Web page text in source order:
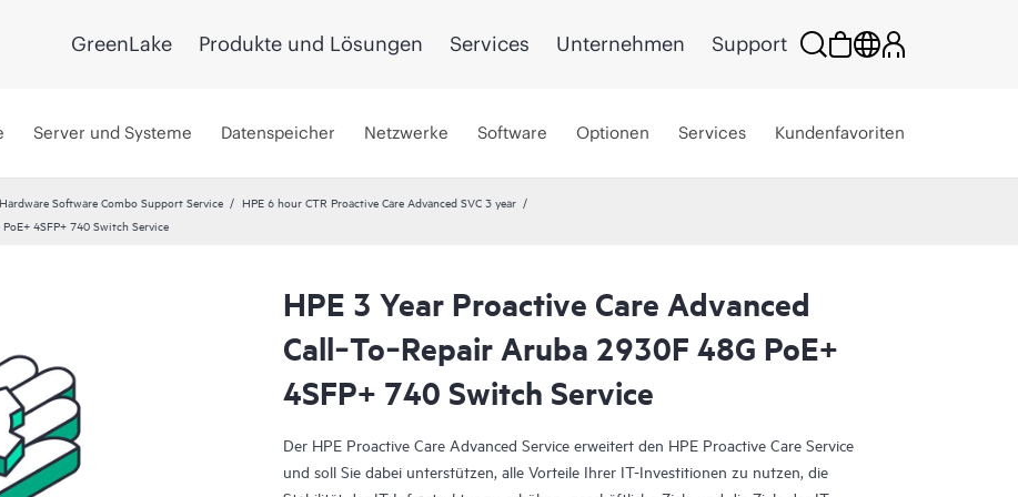
GreenLake Produkte und Lösungen Services Unternehmen Support
Server und Systeme Datenspeicher Netzwerke Software Optionen Services Kundenfavoriten
Hardware Software Combo Support Service
HPE 6 hour CTR Proactive Care Advanced SVC 3 year
4SFP+ 740 Switch Service
HPE 3 Year Proactive Care Advanced
Call‑To‑Repair Aruba 2930F 48G PoE+
4SFP+ 740 Switch Service
Der HPE Proactive Care Advanced Service erweitert den HPE Proactive Care Service
und soll Sie dabei unterstützen, alle Vorteile Ihrer IT-Investitionen zu nutzen, die